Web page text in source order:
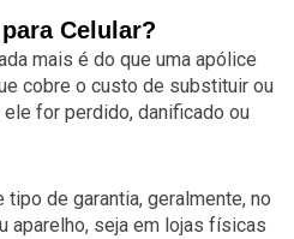
Celular?
mais é do que uma apólice
cobre o custo de substituir ou
for perdido, danificado ou
de garantia, geralmente, no
aparelho, seja em lojas físicas